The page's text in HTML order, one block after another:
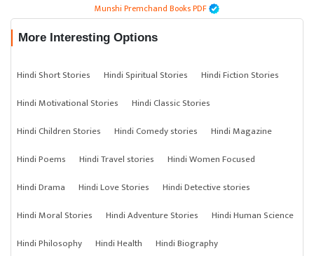
Munshi Premchand Books PDF
More Interesting Options
Hindi Short Stories Hindi Spiritual Stories
Hindi Fiction Stories
Hindi Motivational Stories
Hindi Classic Stories
Hindi Children Stories
Hindi Comedy stories
Hindi Magazine
Hindi Poems
Hindi Travel stories
Hindi Women Focused
Hindi Drama
Hindi Love Stories
Hindi Detective stories
Hindi Moral Stories
Hindi Adventure Stories
Hindi Human Science
Hindi Philosophy
Hindi Health Hindi Biography